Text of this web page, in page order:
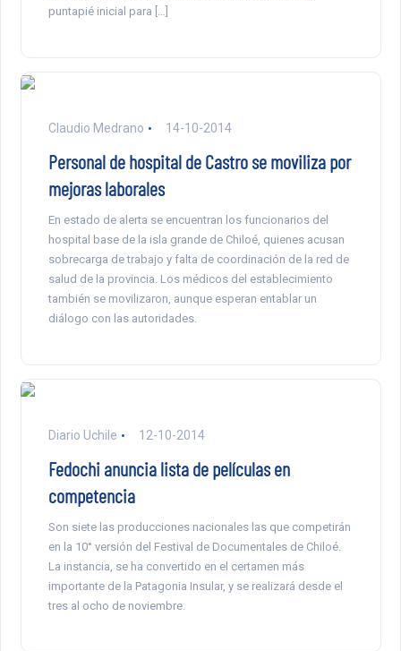
puntapié inicial para […]
Claudio Medrano 14-10-2014
Personal de hospital de Castro se moviliza por
mejoras laborales
En estado de alerta se encuentran los funcionarios del
hospital base de la isla grande de Chiloé, quienes acusan
sobrecarga de trabajo y falta de coordinación de la red de
salud de la provincia. Los médicos del establecimiento
también se movilizaron, aunque esperan entablar un
diálogo con las autoridades.
Diario Uchile 12-10-2014
Fedochi anuncia lista de películas en
competencia
Son siete las producciones nacionales las que competirán
en la 10° versión del Festival de Documentales de Chiloé.
La instancia, se ha convertido en el certamen más
importante de la Patagonia Insular, y se realizará desde el
tres al ocho de noviembre.